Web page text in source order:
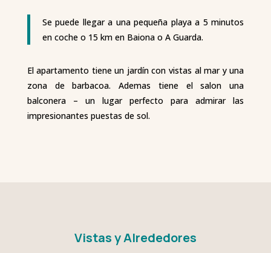
Se puede llegar a una pequeña playa a 5 minutos
en coche o 15 km en Baiona o A Guarda.
El apartamento tiene un jardín con vistas al mar y una
zona de barbacoa. Ademas tiene el salon una
balconera – un lugar perfecto para admirar las
impresionantes puestas de sol.
Vistas y Alrededores